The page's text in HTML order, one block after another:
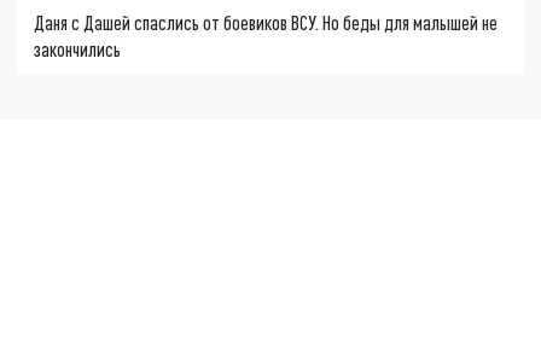
Даня с Дашей спаслись от боевиков ВСУ. Но беды для малышей не
закончились